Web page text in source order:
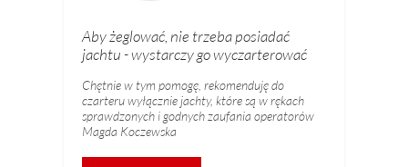
Aby żeglować, nie trzeba posiadać
jachtu - wystarczy go wyczarterować
Chętnie w tym pomogę, rekomenduję do
czarteru wyłącznie jachty, które są w rękach
sprawdzonych i godnych zaufania operatorów
Magda Koczewska